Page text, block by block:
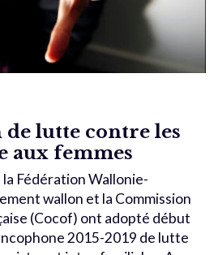
de lutte contre les
aux femmes
Fédération Wallonie-
wallon et la Commission
(Cocof) ont adopté début
2015-2019 de lutte